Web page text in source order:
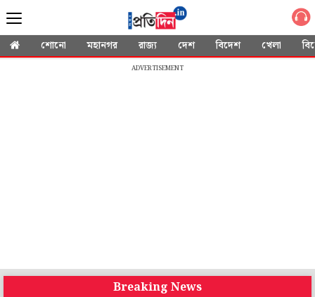
শোনো মহানগর রাজ্য দেশ বিদেশ খেলা
ADVERTISEMENT
Breaking News